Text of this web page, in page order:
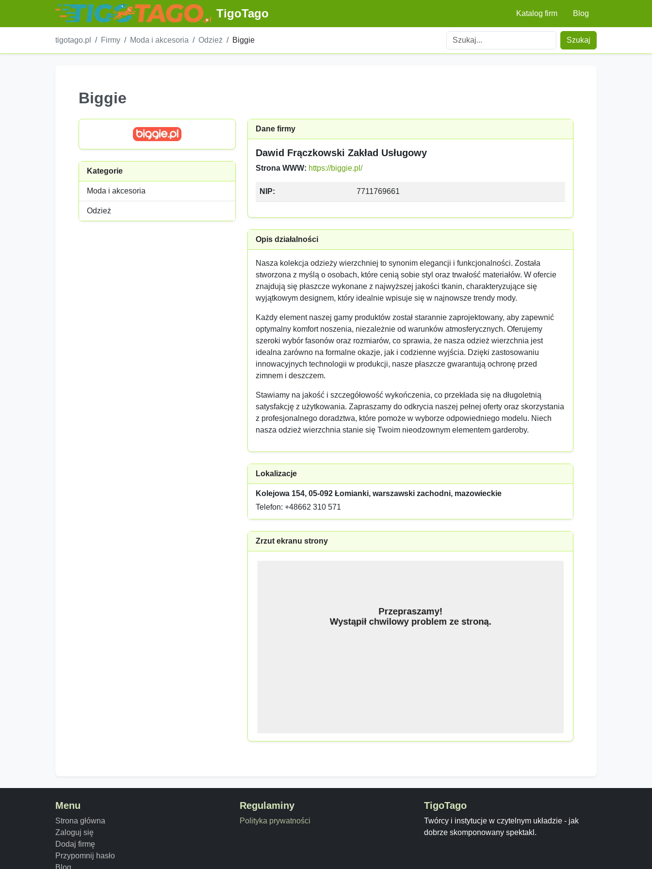
TigoTago Katalog firm Blog
tigotago.pl Firmy Moda i akcesoria Odzież Biggie Szukaj
Biggie
Kategorie
Moda i akcesoria
Odzież
Dane firmy
Dawid Frączkowski Zakład Usługowy
Strona WWW: https://biggie.pl/
NIP: 7711769661
Opis działalności
Nasza kolekcja odzieży wierzchniej to synonim elegancji i funkcjonalności. Została
stworzona z myślą o osobach, które cenią sobie styl oraz trwałość materiałów. W ofercie
znajdują się płaszcze wykonane z najwyższej jakości tkanin, charakteryzujące się
wyjątkowym designem, który idealnie wpisuje się w najnowsze trendy mody.
Każdy element naszej gamy produktów został starannie zaprojektowany, aby zapewnić
optymalny komfort noszenia, niezależnie od warunków atmosferycznych. Oferujemy
szeroki wybór fasonów oraz rozmiarów, co sprawia, że nasza odzież wierzchnia jest
idealna zarówno na formalne okazje, jak i codzienne wyjścia. Dzięki zastosowaniu
innowacyjnych technologii w produkcji, nasze płaszcze gwarantują ochronę przed
zimnem i deszczem.
Stawiamy na jakość i szczegółowość wykończenia, co przekłada się na długoletnią
satysfakcję z użytkowania. Zapraszamy do odkrycia naszej pełnej oferty oraz skorzystania
z profesjonalnego doradztwa, które pomoże w wyborze odpowiedniego modelu. Niech
nasza odzież wierzchnia stanie się Twoim nieodzownym elementem garderoby.
Lokalizacje
Kolejowa 154, 05-092 Łomianki, warszawski zachodni, mazowieckie
Telefon: +48662 310 571
Zrzut ekranu strony
Menu
Strona główna
Zaloguj się
Dodaj firmę
Przypomnij hasło
Blog
Regulaminy
Polityka prywatności
TigoTago
Twórcy i instytucje w czytelnym układzie - jak
dobrze skomponowany spektakl.